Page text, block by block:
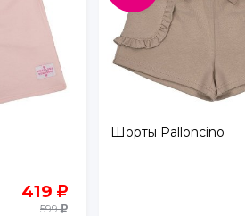
419
599
Шорты Palloncino